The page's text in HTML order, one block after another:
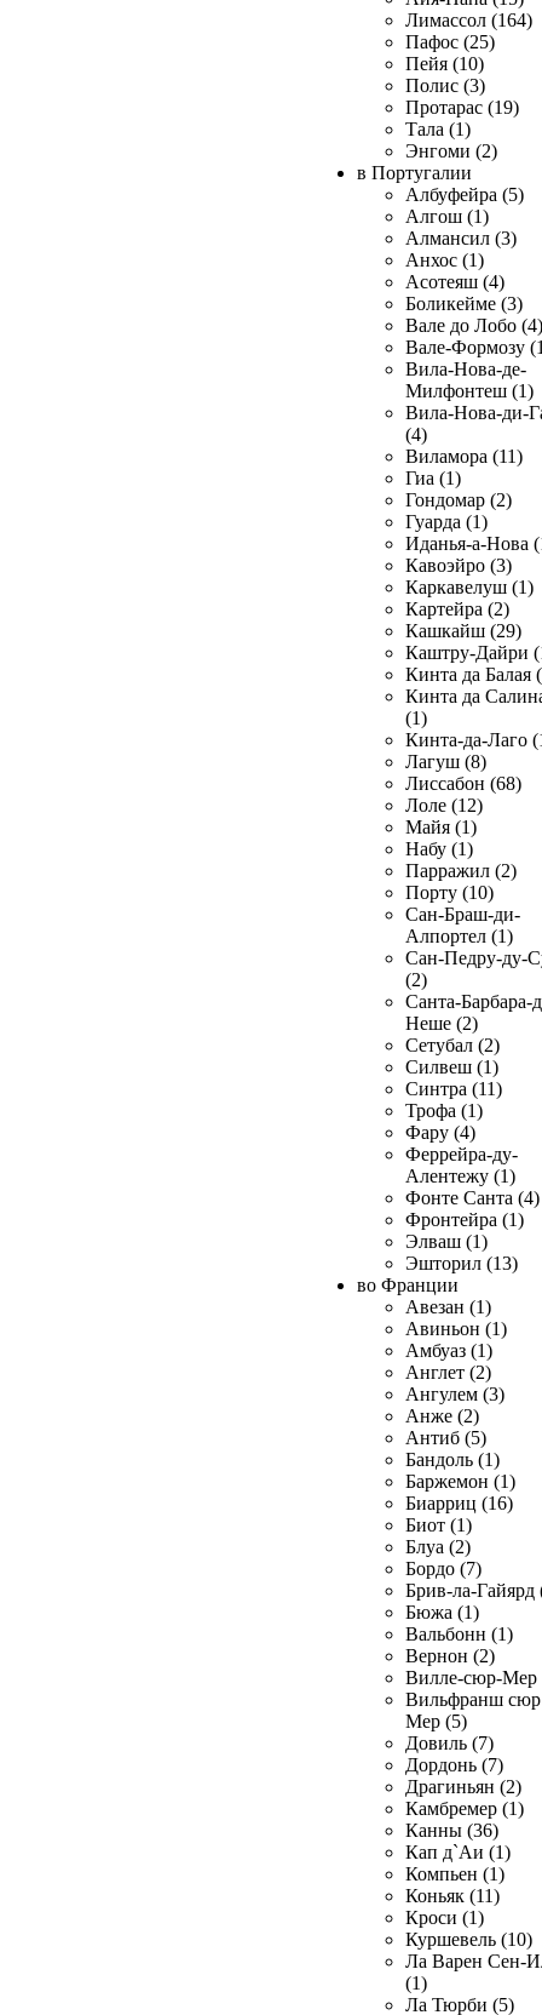
Лимассол (164)
Пафос (25)
Пейя (10)
Полис (3)
Протарас (19)
Тала (1)
Энгоми (2)
в Португалии
Албуфейра (5)
Алгош (1)
Алмансил (3)
Анхос (1)
Асотеяш (4)
Боликейме (3)
Вале до Лобо (4)
Вале-Формозу
Вила-Нова-де-
Милфонтеш (1)
Вила-Нова-ди-
(4)
Виламора (11)
Гиа (1)
Гондомар (2)
Гуарда (1)
Иданья-а-Нова
Кавоэйро (3)
Каркавелуш (1)
Картейра (2)
Кашкайш (29)
Каштру-Дайри
Кинта да Балая
Кинта да
(1)
Кинта-да-Лаго
Лагуш (8)
Лиссабон (68)
Лоле (12)
Майя (1)
Набу (1)
Парражил (2)
Порту (10)
Сан-Браш-ди-
Алпортел (1)
Сан-Педру-ду-
(2)
Санта-Барбара-
Неше (2)
Сетубал (2)
Силвеш (1)
Синтра (11)
Трофа (1)
Фару (4)
Феррейра-ду-
Алентежу (1)
Фонте Санта (4)
Фронтейра (1)
Элваш (1)
Эшторил (13)
во Франции
Авезан (1)
Авиньон (1)
Амбуаз (1)
Англет (2)
Ангулем (3)
Анже (2)
Антиб (5)
Бандоль (1)
Баржемон (1)
Биарриц (16)
Биот (1)
Блуа (2)
Бордо (7)
Брив-ла-Гайярд
Бюжа (1)
Вальбонн (1)
Вернон (2)
Вилле-сюр-Мер
Вильфранш сюр
Мер (5)
Довиль (7)
Дордонь (7)
Драгиньян (2)
Камбремер (1)
Канны (36)
Кап д`Аи (1)
Компьен (1)
Коньяк (11)
Кроси (1)
Куршевель (10)
Ла Варен Сен-
(1)
Ла Тюрби (5)